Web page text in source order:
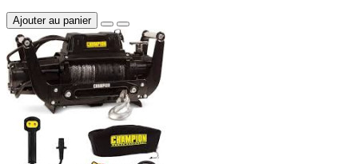
Ajouter au panier